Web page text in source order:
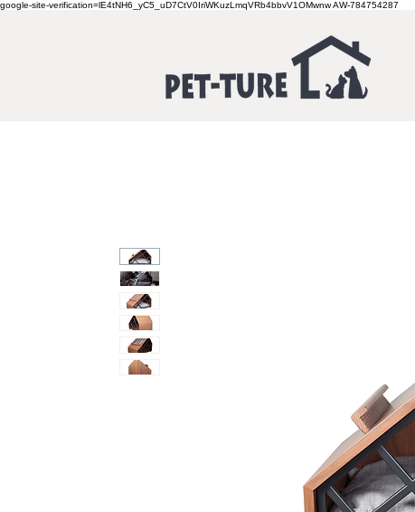
google-site-verification=lE4tNH6_yC5_uD7CtV0IriWKuzLmqVRb4bbvV1OMwnwAW-784754287